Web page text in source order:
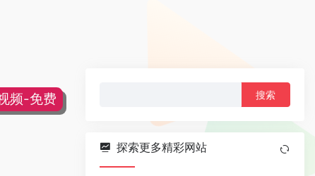
频-免费
探索更多精彩网站